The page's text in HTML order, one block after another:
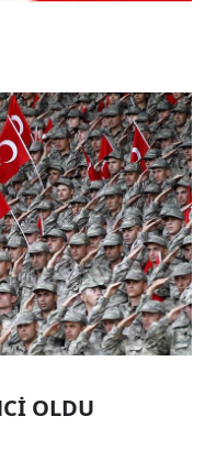
OLDU